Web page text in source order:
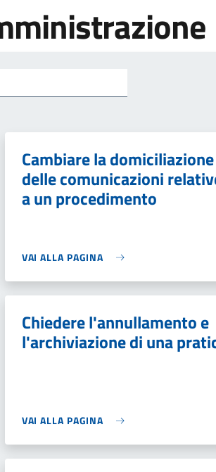
Cambiare la domiciliazione
delle comunicazioni
a un procedimento
VAI ALLA PAGINA
Chiedere l'annullamento e
l'archiviazione di una
VAI ALLA PAGINA